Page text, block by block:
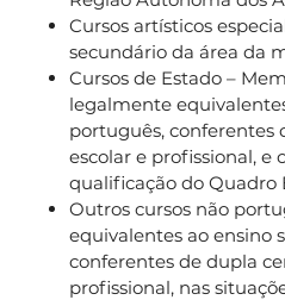
Cursos artísticos
secundário da área da
Cursos de Estado –
legalmente
português, conferentes
escolar e profissional, e
qualificação do Quadro
Outros cursos não
equivalentes ao ensino
conferentes de dupla
profissional, nas